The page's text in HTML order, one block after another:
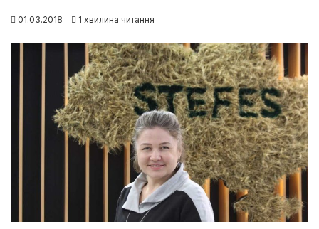
01.03.2018 1 хвилина читання